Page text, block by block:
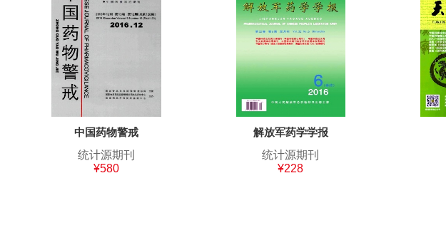
中国药物警戒
统计源期刊
¥580
解放军药学学报
统计源期刊
¥228